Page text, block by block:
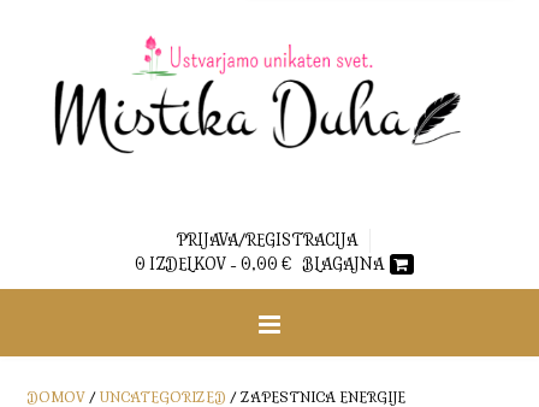
PRIJAVA/REGISTRACIJA
0 IZDELKOV - 0,00 € BLAGAJNA
DOMOV / UNCATEGORIZED / ZAPESTNICA ENERGIJE